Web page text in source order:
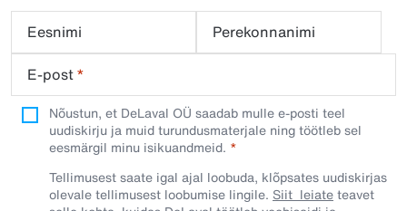
Eesnimi
Perekonnanimi
E-post*
Nõustun, et DeLaval OÜ saadab mulle e-posti teel
uudiskirju ja muid turundusmaterjale ning töötleb sel
eesmärgil minu isikuandmeid.​
Tellimusest saate igal ajal loobuda, klõpsates uudiskirjas
olevale tellimusest loobumise lingile. Siit leiateteavet